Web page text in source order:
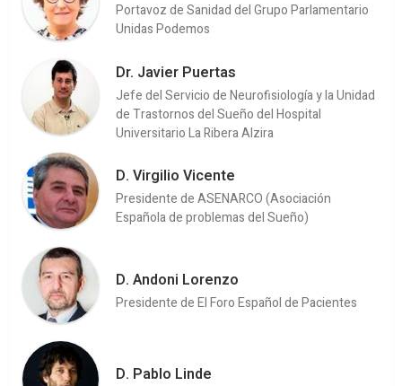
Portavoz de Sanidad del Grupo Parlamentario
Unidas Podemos
Dr. Javier Puertas
Jefe del Servicio de Neurofisiología y la Unidad
de Trastornos del Sueño del Hospital
Universitario La Ribera Alzira
D. Virgilio Vicente
Presidente de ASENARCO (Asociación
Española de problemas del Sueño)
D. Andoni Lorenzo
Presidente de El Foro Español de Pacientes
D. Pablo Linde